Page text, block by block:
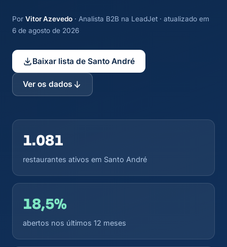
Por Vitor Azevedo · Analista B2B na LeadJet · atualizado em
6 de agosto de 2026
Baixar lista de Santo André
Ver os dados
1.081
restaurantes ativos em Santo André
18,5%
abertos nos últimos 12 meses